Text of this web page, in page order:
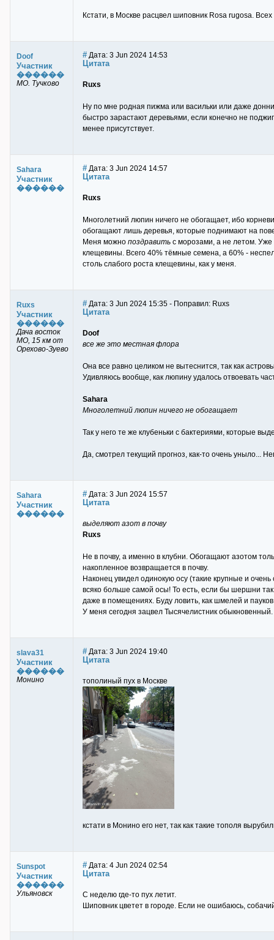
Кстати, в Москве расцвел шиповник Rоsa rugosa.
Doof
Участник
������
МО. Тучково
# Дата: 3 Jun 2024 14:53
Цитата
Ruxs
Ну по мне родная пижма или васильки или даже
быстро зарастают деревьями, если конечно не
менее присутствует.
Sahara
Участник
������
# Дата: 3 Jun 2024 14:57
Цитата
Ruxs
Многолетний люпин ничего не обогащает, ибо
обогащают лишь деревья, которые поднимают на
Меня можно поздравить с морозами, а не летом.
клещевины. Всего 40% тёмные семена, а 60% -
столь слабого роста клещевины, как у меня.
Ruxs
Участник
������
Дача восток
МО, 15 км от
Орехово-Зуево
# Дата: 3 Jun 2024 15:35 - Поправил: Ruxs
Цитата
Doof
все же это местная флора
Она все равно целиком не вытеснится, так как
Удивляюсь вообще, как люпину удалось отвоевать
Sahara
Многолетний люпин ничего не обогащает
Так у него те же клубеньки с бактериями, которые
Да, смотрел текущий прогноз, как-то очень уныло...
Sahara
Участник
������
# Дата: 3 Jun 2024 15:57
Цитата
выделяют азот в почву
Ruxs
Не в почву, а именно в клубни. Обогащают азотом
накопленное возвращается в почву.
Наконец увидел одинокую осу (такие крупные и
всяко больше самой осы! То есть, если бы шершни
даже в помещениях. Буду ловить, как шмелей и
У меня сегодня зацвел Тысячелистник
slava31
Участник
������
Монино
# Дата: 3 Jun 2024 19:40
Цитата
тополиный пух в Москве
кстати в Монино его нет, так как такие тополя
Sunspot
Участник
������
Ульяновск
# Дата: 4 Jun 2024 02:54
Цитата
С неделю где-то пух летит.
Шиповник цветет в городе. Если не ошибаюсь,